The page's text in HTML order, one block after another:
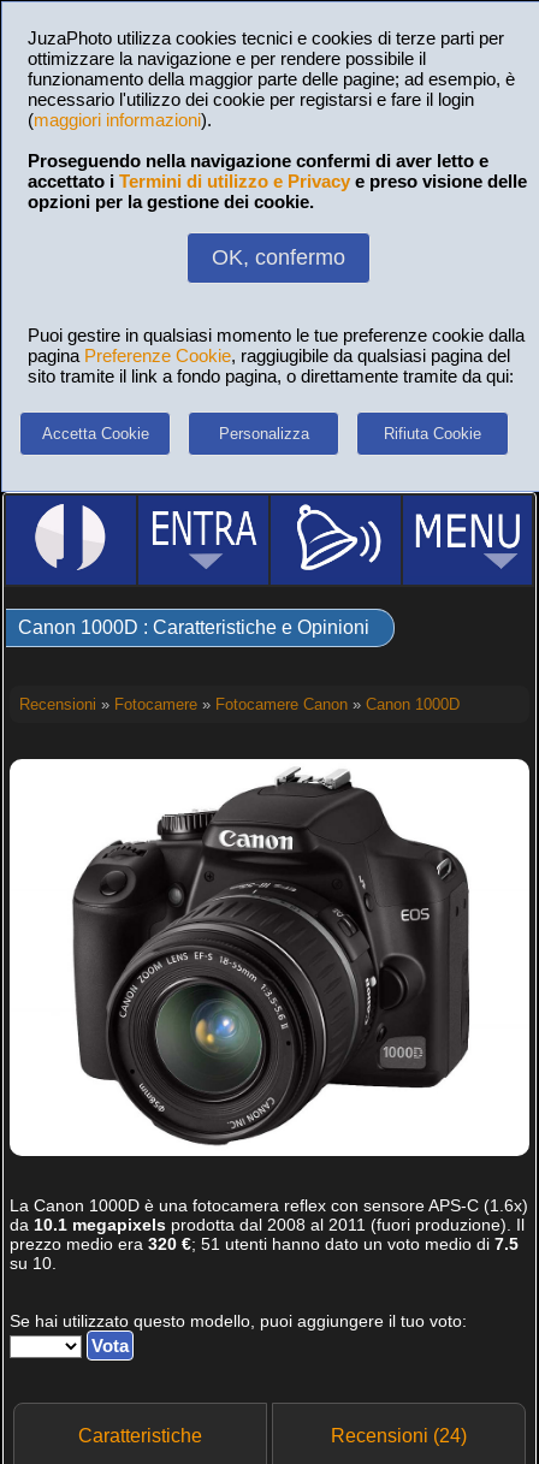
JuzaPhoto utilizza cookies tecnici e cookies di terze parti per
ottimizzare la navigazione e per rendere possibile il
funzionamento della maggior parte delle pagine; ad esempio, è
necessario l'utilizzo dei cookie per registarsi e fare il login
(maggiori informazioni).
Proseguendo nella navigazione confermi di aver letto e
accettato i Termini di utilizzo e Privacy e preso visione delle
opzioni per la gestione dei cookie.
OK, confermo
Puoi gestire in qualsiasi momento le tue preferenze cookie dalla
pagina Preferenze Cookie, raggiugibile da qualsiasi pagina del
sito tramite il link a fondo pagina, o direttamente tramite da qui:
Accetta Cookie Personalizza Rifiuta Cookie
Canon 1000D : Caratteristiche e Opinioni
Recensioni » Fotocamere» Fotocamere Canon» Canon 1000D
La Canon 1000Dè una fotocamera reflex con sensore APS-C (1.6x)
da 10.1 megapixelsprodotta dal 2008 al 2011 (fuori produzione). Il
prezzo medio era 320 €; 51 utenti hanno dato un voto medio di 7.5
su 10.
Se hai utilizzato questo modello, puoi aggiungere il tuo voto:
Caratteristiche Recensioni (24)